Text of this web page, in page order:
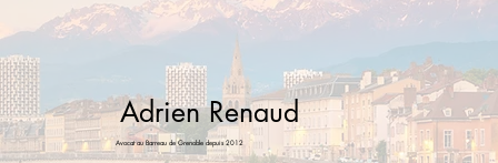
Adrien Renaud
Avocat au Barreau de Grenoble depuis 2012